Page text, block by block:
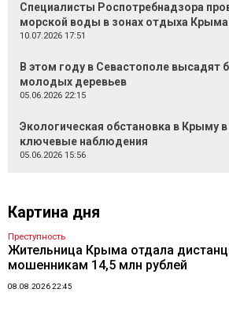
Специалисты Роспотребнадзора
морской воды в зонах отдыха Крыма
10.07.2026 17:51
В этом году в Севастополе высадят
молодых деревьев
05.06.2026 22:15
Экологическая обстановка в Крыму
ключевые наблюдения
05.06.2026 15:56
Картина дня
Преступность
Жительница Крыма отдала
мошенникам 14,5 млн рублей
08.08.2026 22:45